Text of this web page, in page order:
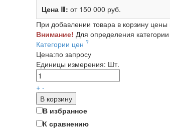
Цена Ⅲ: от 150 000 руб.
При добавлении товара в корзину
Внимание! Для определения
Категории цен ?
Цена:по запросу
Единицы измерения: Шт.
+ -
В корзину
В избранное
К сравнению